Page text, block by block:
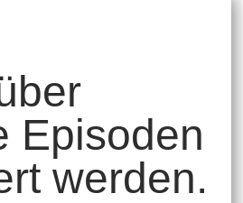
Episoden
werden.